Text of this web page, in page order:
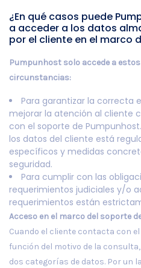
¿En qué casos puede
a acceder a los datos
por el cliente en el marco
Pumpunhost solo accede a
circunstancias:
Para garantizar la correcta
mejorar la atención al cliente
con el soporte de
los datos del cliente está
específicos y medidas
seguridad.
Para cumplir con las
requerimientos judiciales y/o
requerimientos están
Acceso en el marco del soporte
Cuando el cliente contacta con
función del motivo de la
dos categorías de datos. Por un